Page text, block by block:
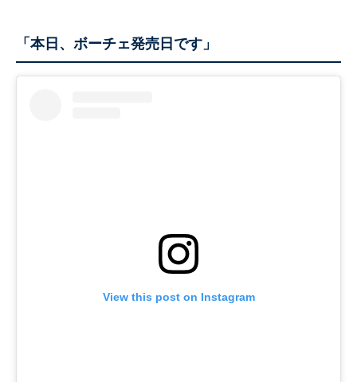
「本日、ボーチェ発売日です」
View this post on Instagram